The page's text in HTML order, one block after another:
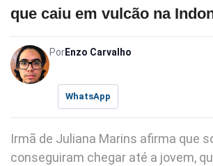
que caiu em vulcão na
PorEnzo Carvalho
WhatsApp
Irmã de Juliana Marins afirma que
conseguiram chegar até a jovem,